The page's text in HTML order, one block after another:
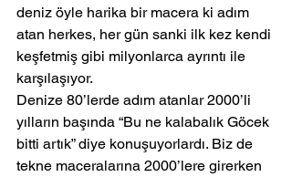
deniz öyle harika bir macera ki adım
atan herkes, her gün sanki ilk kez kendi
keşfetmiş gibi milyonlarca ayrıntı ile
karşılaşıyor.
Denize 80’lerde adım atanlar 2000’li
yılların başında “Bu ne kalabalık Göcek
bitti artık” diye konuşuyorlardı. Biz de
tekne maceralarına 2000’lere girerken